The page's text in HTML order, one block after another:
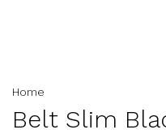
Home
Belt Slim